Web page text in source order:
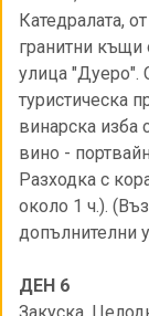
Катедралата,
гранитни къщи
улица "Дуеро".
туристическа
винарска изба
вино -
Разходка с
около 1 ч.).
допълнителни
ДЕН 6